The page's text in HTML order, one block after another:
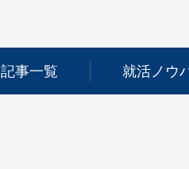
記事一覧 就活ノウ